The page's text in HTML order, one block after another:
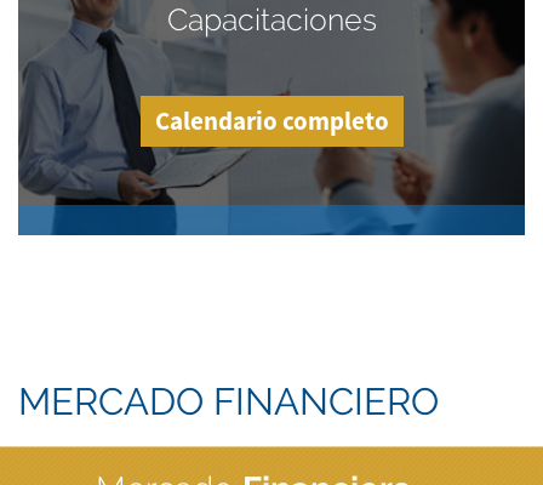
Capacitaciones
Calendario completo
MERCADO FINANCIERO